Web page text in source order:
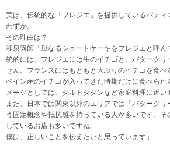
実は、伝統的な「フレジエ」を提供しているパティ
わずか。
その理由は？
和泉講師「単なるショートケーキをフレジエと呼
統的には、フレジエには生のイチゴと、バタークリ
せん。フランスにはもともと大ぶりのイチゴを食べ
ペイン産のイチゴが入ってきた時期だけに食べられ
メージとしては、タルトタタンなど家庭料理に近い
また、日本では関東以外のエリアでは『バターク
う固定概念や抵抗感を持っている人が多いです。そ
しているお店も多いですね。
僕は、正しいことを伝えたいと思っています」